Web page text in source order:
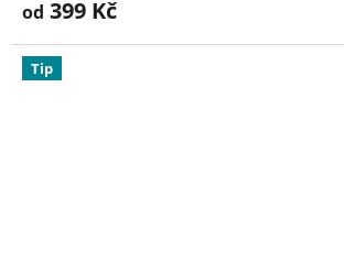
produktu
4,7
od 399 Kč
Tip